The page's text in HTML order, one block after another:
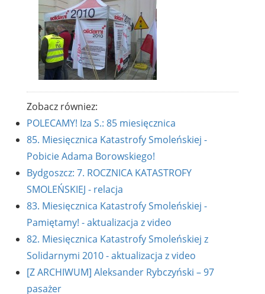
Zobacz równiez:
POLECAMY! Iza S.: 85 miesięcznica
85. Miesięcznica Katastrofy Smoleńskiej -
Pobicie Adama Borowskiego!
Bydgoszcz: 7. ROCZNICA KATASTROFY
SMOLEŃSKIEJ - relacja
83. Miesięcznica Katastrofy Smoleńskiej -
Pamiętamy! - aktualizacja z video
82. Miesięcznica Katastrofy Smoleńskiej z
Solidarnymi 2010 - aktualizacja z video
[Z ARCHIWUM] Aleksander Rybczyński – 97
pasażer